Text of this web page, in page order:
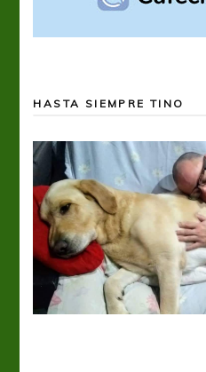
HASTA SIEMPRE TINO